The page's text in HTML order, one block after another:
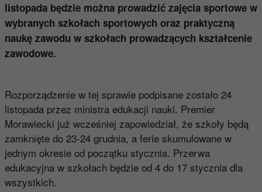
listopada będzie można prowadzić zajęcia sportowe w
wybranych szkołach sportowych oraz praktyczną
naukę zawodu w szkołach prowadzących kształcenie
zawodowe.
Rozporządzenie w tej sprawie podpisane zostało 24
listopada przez ministra edukacji nauki. Premier
Morawiecki już wcześniej zapowiedział, że szkoły będą
zamknięte do 23-24 grudnia, a ferie skumulowane w
jednym okresie od początku stycznia. Przerwa
edukacyjna w szkołach będzie od 4 do 17 stycznia dla
wszystkich.